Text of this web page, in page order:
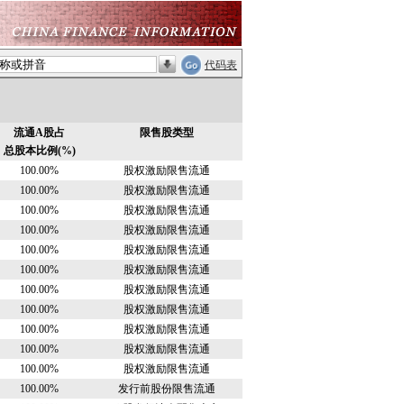
代码表
流通A股占
总股本比例(%)
限售股类型
100.00%
股权激励限售流通
100.00%
股权激励限售流通
100.00%
股权激励限售流通
100.00%
股权激励限售流通
100.00%
股权激励限售流通
100.00%
股权激励限售流通
100.00%
股权激励限售流通
100.00%
股权激励限售流通
100.00%
股权激励限售流通
100.00%
股权激励限售流通
100.00%
股权激励限售流通
100.00%
发行前股份限售流通